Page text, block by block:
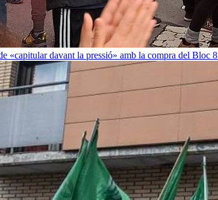
«capitular davant la pressió» amb la compra del Bloc 8